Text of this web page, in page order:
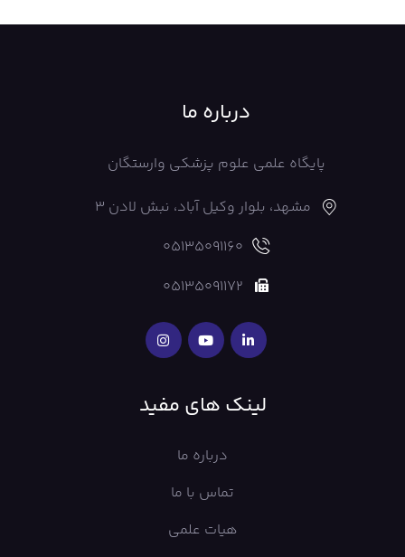
درباره ما
پایگاه علمی علوم پزشکی وارستگان
مشهد، بلوار وکیل آباد، نبش لادن 3
05135091160
05135091172
لینک های مفید
درباره ما
تماس با ما
هیات علمی